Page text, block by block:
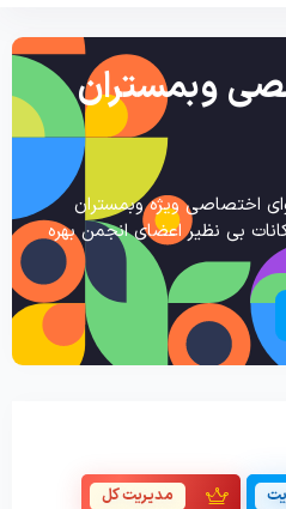
ا
وبمستران
اختصاصی ویژه وبمستران
بی نظیر اعضای انجمن بهره
مدیریت کل